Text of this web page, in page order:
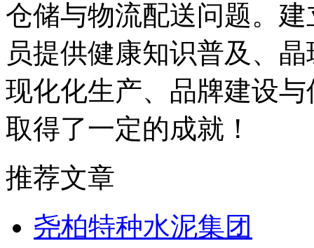
仓储与物流配送问题。
员提供健康知识普及、
现化化生产、品牌建设
取得了一定的成就！
推荐文章
尧柏特种水泥集团